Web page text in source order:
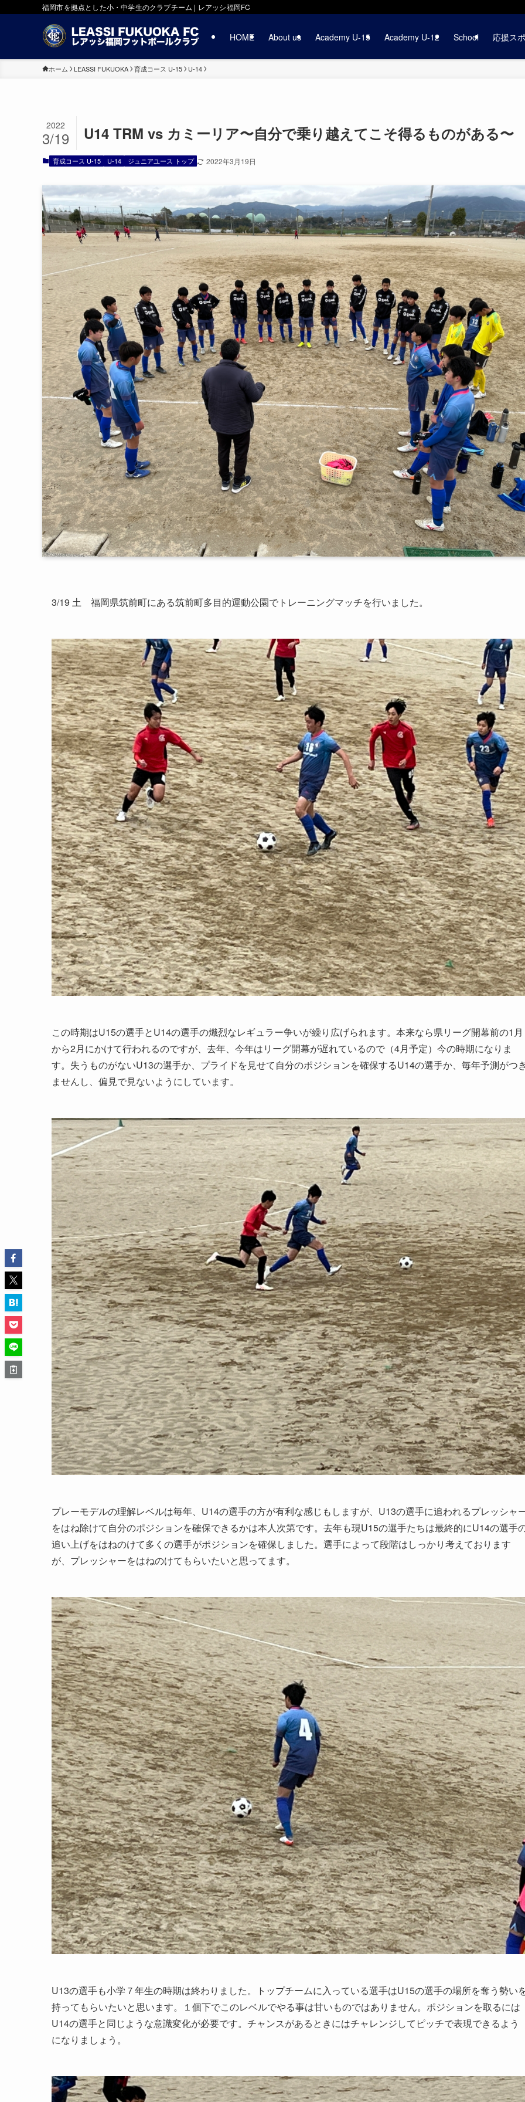
福岡市を拠点とした小・中学生のクラブチーム | レアッシ福岡FC
HOME About us Academy U-15 Academy U-12 School 応援ス
ホーム LEASSI FUKUOKA 育成コース U-15 U-14
U14 TRM vs カミーリア〜自分で乗り越えてこそ得るものがある〜
2022
3/19
育成コース U-15 U-14 ジュニアユース トップ 2022年3月19日
3/19 土 福岡県筑前町にある筑前町多目的運動公園でトレーニングマッチを行いました。
この時期はU15の選手とU14の選手の熾烈なレギュラー争いが繰り広げられます。本来なら県リーグ開幕前の1月
から2月にかけて行われるのですが、去年、今年はリーグ開幕が遅れているので（4月予定）今の時期になりま
す。失うものがないU13の選手か、プライドを見せて自分のポジションを確保するU14の選手か、毎年予測がつ
ませんし、偏見で見ないようにしています。
プレーモデルの理解レベルは毎年、U14の選手の方が有利な感じもしますが、U13の選手に追われるプレッシャ
をはね除けて自分のポジションを確保できるかは本人次第です。去年も現U15の選手たちは最終的にU14の選手
追い上げをはねのけて多くの選手がポジションを確保しました。選手によって段階はしっかり考えております
が、プレッシャーをはねのけてもらいたいと思ってます。
U13の選手も小学７年生の時期は終わりました。トップチームに入っている選手はU15の選手の場所を奪う勢い
持ってもらいたいと思います。１個下でこのレベルでやる事は甘いものではありません。ポジションを取るには
U14の選手と同じような意識変化が必要です。チャンスがあるときにはチャレンジしてピッチで表現できるよう
になりましょう。